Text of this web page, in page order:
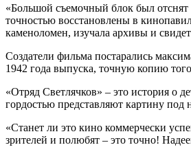
«Большой съемочный блок был
точностью восстановлены в
каменоломен, изучала архивы и
Создатели фильма постарались
1942 года выпуска, точную копию
«Отряд Светлячков» – это история о
гордостью представляют картину под
«Станет ли это кино коммерчески
зрителей и полюбят – это точно!